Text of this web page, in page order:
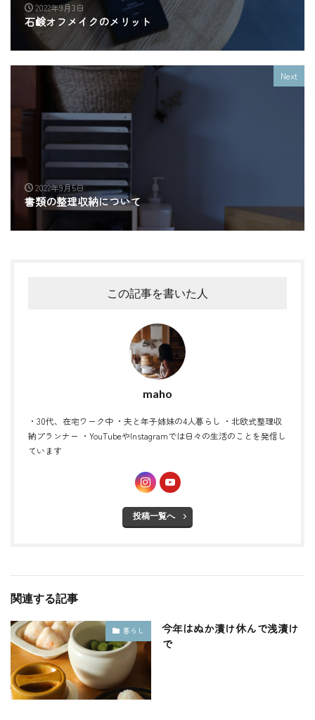
2022年9月3日
石鹸オフメイクのメリット
Next
2022年9月5日
書類の整理収納について
この記事を書いた人
maho
・30代、在宅ワーク中 ・夫と年子姉妹の4人暮らし ・北欧式整理収
納プランナー ・YouTubeやInstagramでは日々の生活のことを発信し
ています
投稿一覧へ
関連する記事
暮らし
今年はぬか漬け休んで浅漬け
で